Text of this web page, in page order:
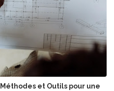
et Outils pour une